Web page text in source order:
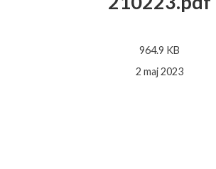
964.9 KB
2 maj 2023